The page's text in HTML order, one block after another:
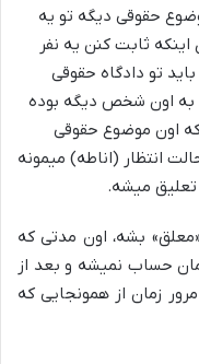
حقوقی دیگه تو یه
ثابت کنن یه نفر
تو دادگاه حقوقی
به اون شخص دیگه بوده
اون موضوع حقوقی
انتظار (اناطه) میمونه
میشه.
بشه، اون مدتی که
حساب نمیشه و بعد از
زمان از همونجایی که